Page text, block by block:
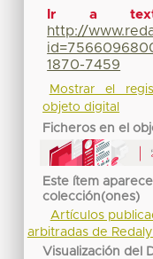
Ir a
http://
1870-7459
Mostrar el
objeto digital
Ficheros en el
Este ítem
colección(ones)
Artículos
arbitradas de
Visualización del